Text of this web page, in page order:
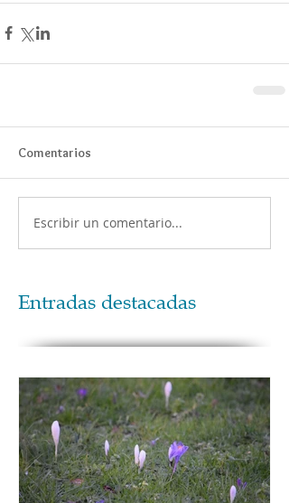
Comentarios
Escribir un comentario...
Entradas destacadas